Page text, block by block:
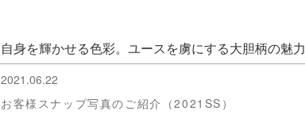
自身を輝かせる色彩。ユースを虜にする大胆柄の魅力
2021.06.22
お客様スナップ写真のご紹介（2021SS）